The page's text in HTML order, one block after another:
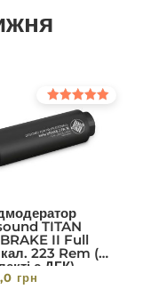
TITAN
II Full
223 Rem (в
с ДГК)
1/2-28. Вlack
Оцінено в
5.00
з 5
грн